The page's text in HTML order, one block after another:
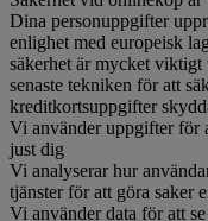
Dina personuppgifter
enlighet med europeisk
säkerhet är mycket
senaste tekniken för att
kreditkortsuppgifter
Vi använder uppgifter för
just dig
Vi analyserar hur
tjänster för att göra saker
Vi använder data för att